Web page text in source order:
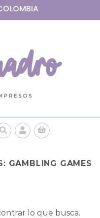
GAMBLING GAMES
lo que busca.